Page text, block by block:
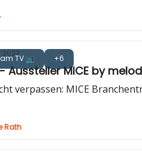
TV 📺 +6
2023
- Aussteller MICE by
verpassen: MICE
Rath